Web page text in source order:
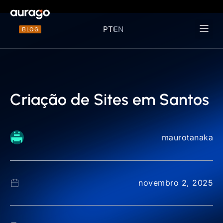
BLOG PTEN
Criação de Sites em Santos
maurotanaka
novembro 2, 2025